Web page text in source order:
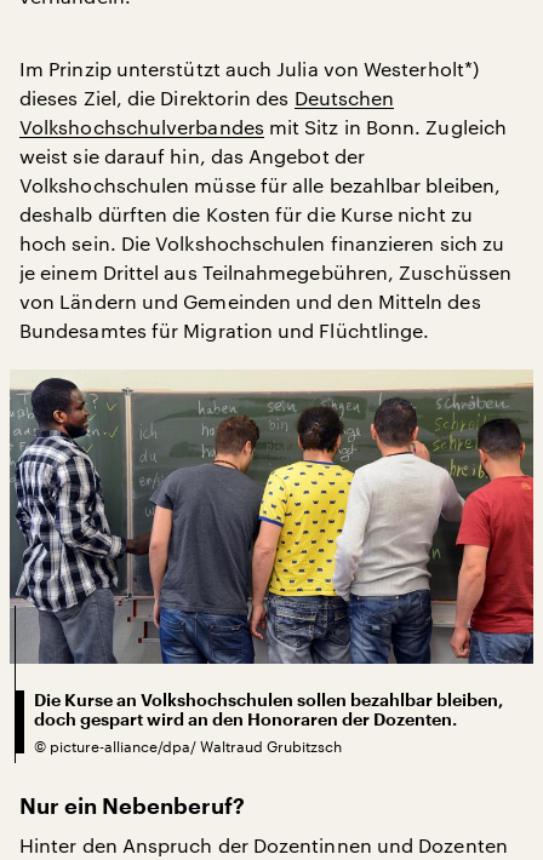
Im Prinzip unterstützt auch Julia von Westerholt*)
dieses Ziel, die Direktorin des Deutschen
Volkshochschulverbandes mit Sitz in Bonn. Zugleich
weist sie darauf hin, das Angebot der
Volkshochschulen müsse für alle bezahlbar bleiben,
deshalb dürften die Kosten für die Kurse nicht zu
hoch sein. Die Volkshochschulen finanzieren sich zu
je einem Drittel aus Teilnahmegebühren, Zuschüssen
von Ländern und Gemeinden und den Mitteln des
Bundesamtes für Migration und Flüchtlinge.
Die Kurse an Volkshochschulen sollen bezahlbar bleiben,
doch gespart wird an den Honoraren der Dozenten.
© picture-alliance/dpa/ Waltraud Grubitzsch
Nur ein Nebenberuf?
Hinter den Anspruch der Dozentinnen und Dozenten